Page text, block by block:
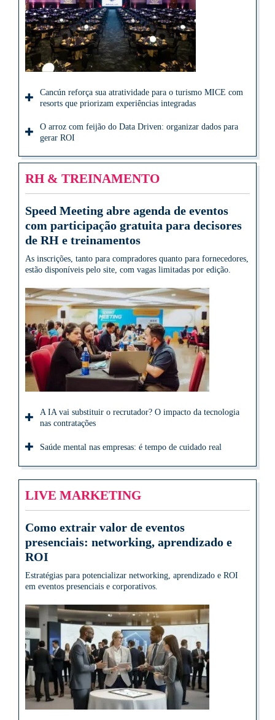
Cancún reforça sua atratividade para o turismo MICE com
resorts que priorizam experiências integradas
O arroz com feijão do Data Driven: organizar dados para
gerar ROI
RH & TREINAMENTO
Speed Meeting abre agenda de eventos
com participação gratuita para decisores
de RH e treinamentos
As inscrições, tanto para compradores quanto para fornecedores,
estão disponíveis pelo site, com vagas limitadas por edição.
A IA vai substituir o recrutador? O impacto da tecnologia
nas contratações
Saúde mental nas empresas: é tempo de cuidado real
LIVE MARKETING
Como extrair valor de eventos
presenciais: networking, aprendizado e
ROI
Estratégias para potencializar networking, aprendizado e ROI
em eventos presenciais e corporativos.